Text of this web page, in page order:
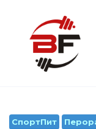
содержанию
СпортПит